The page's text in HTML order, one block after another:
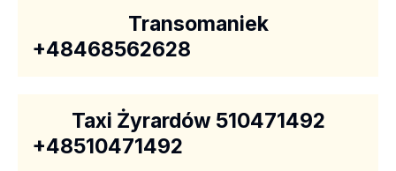
Transomaniek
+48468562628
Taxi Żyrardów 510471492
+48510471492